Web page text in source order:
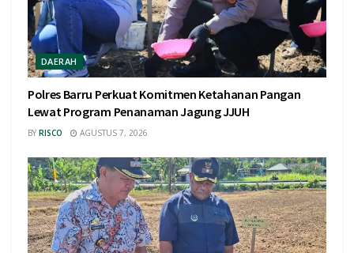
DAERAH
Polres Barru Perkuat Komitmen Ketahanan Pangan
Lewat Program Penanaman Jagung JJUH
BY RISCO AGUSTUS 7, 2026